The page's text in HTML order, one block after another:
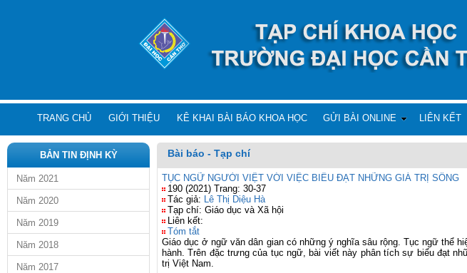
TRANG CHỦ GIỚI THIỆU KÊ KHAI BÀI BÁO KHOA HỌC GỬI BÀI ONLINE LIÊN KẾT
BẢN TIN ĐỊNH KỲ
Năm 2021
Năm 2020
Năm 2019
Năm 2018
Năm 2017
Bài báo - Tạp chí
TỤC NGỮ NGƯỜI VIỆT VỚI VIỆC BIỂU ĐẠT NHỮNG GIÁ TRỊ SỐNG
190 (2021) Trang: 30-37
Tác giả: Lê Thị Diệu Hà
Tạp chí: Giáo dục và Xã hội
Liên kết:
Tóm tắt
Giáo dục ở ngữ văn dân gian có những ý nghĩa sâu rộng. Tục ngữ thể
hành. Trên đặc trưng của tục ngữ, bài viết này phân tích sự biểu đạt
trị Việt Nam.